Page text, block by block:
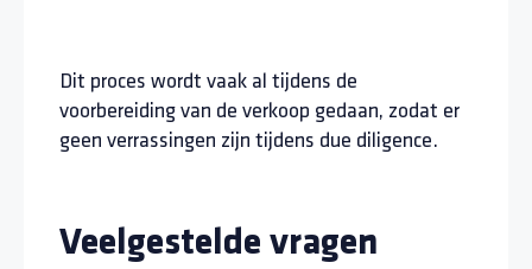
Dit proces wordt vaak al tijdens de
voorbereiding van de verkoop gedaan, zodat er
geen verrassingen zijn tijdens due diligence.
Veelgestelde vragen